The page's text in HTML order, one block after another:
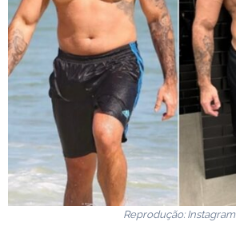
Reprodução: Instagram